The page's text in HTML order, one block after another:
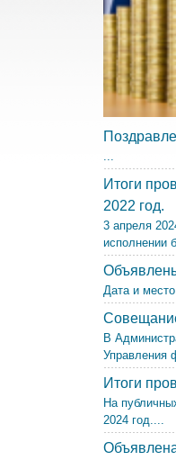
...
Итоги
2022 год.
3 апреля
исполнении
Дата и
В
Управления
Итоги
На
2024 год....